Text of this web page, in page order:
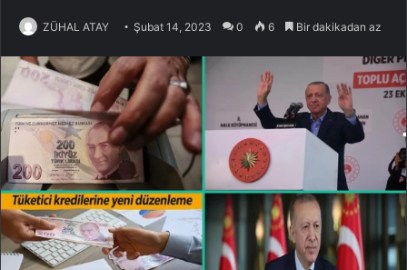
ZÜHAL ATAY Şubat 14, 2023 0 6 Bir dakikadan az